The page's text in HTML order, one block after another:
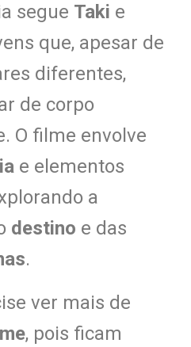
segue Taki e
que, apesar de
diferentes,
de corpo
O filme envolve
e elementos
a
destino e das
.
ver mais de
, pois ficam